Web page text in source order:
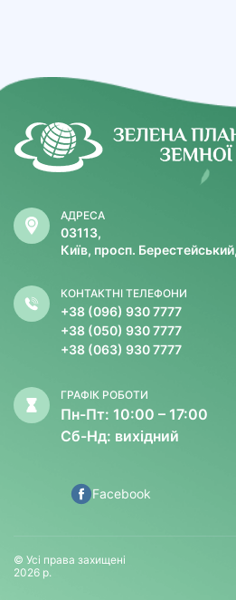
АДРЕСА
03113,
Київ, просп.
КОНТАКТНІ ТЕЛЕФОНИ
+38 (096) 930 7777
+38 (050) 930 7777
+38 (063) 930 7777
ГРАФІК РОБОТИ
Пн-Пт: 10:00 – 17:00
Сб-Нд: вихідний
Facebook
© Усі права захищені
2026 р.